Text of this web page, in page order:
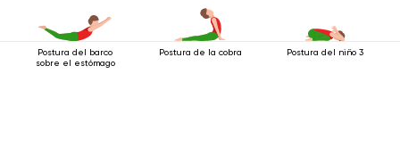
Postura del barco
sobre el estómago
Postura de la cobra Postura del niño 3